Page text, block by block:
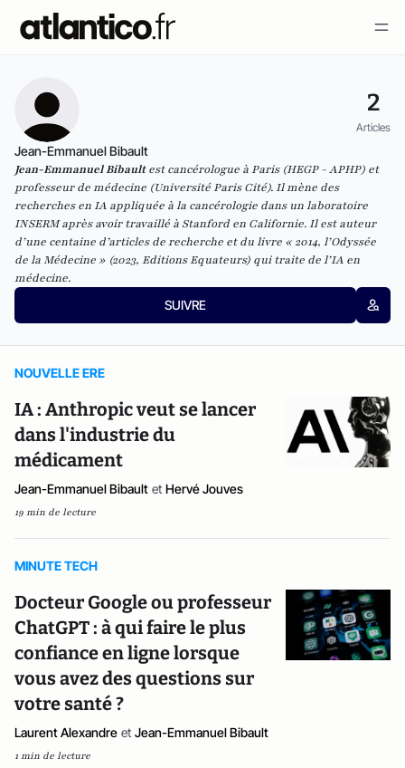
2
Articles
Jean-Emmanuel Bibault
Jean-Emmanuel Bibaultest cancérologue à Paris (HEGP - APHP) et
professeur de médecine (Université Paris Cité). Il mène des
recherches en IA appliquée à la cancérologie dans un laboratoire
INSERM après avoir travaillé à Stanford en Californie. Il est auteur
d’une centaine d’articles de recherche et du livre « 2014, l’Odyssée
de la Médecine » (2023, Editions Equateurs) qui traite de l’IA en
médecine.
SUIVRE
NOUVELLE ERE
IA : Anthropic veut se lancer
dans l'industrie du
médicament
Jean-Emmanuel Bibault et Hervé Jouves
19 min de lecture
MINUTE TECH
Docteur Google ou professeur
ChatGPT : à qui faire le plus
confiance en ligne lorsque
vous avez des questions sur
votre santé ?
Laurent Alexandre et Jean-Emmanuel Bibault
1 min de lecture